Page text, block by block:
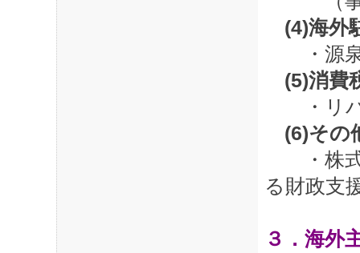
(4)海外
・源泉
(5)消費
・リバ
(6)その
・株式
る財政支
３．海外